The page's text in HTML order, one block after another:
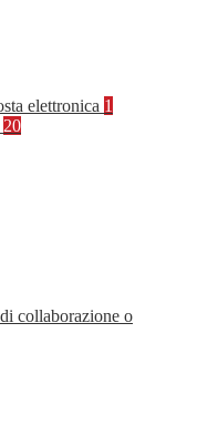
elettronica 1
20
collaborazione o